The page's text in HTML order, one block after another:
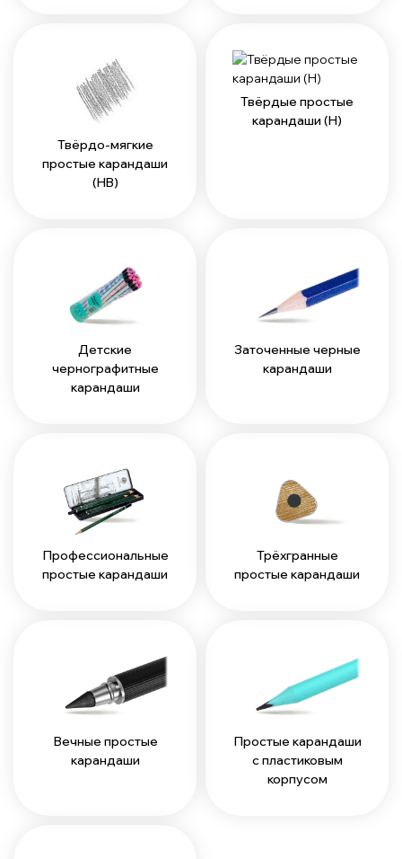
Твёрдо-мягкие
простые карандаши
(HB)
Твёрдые простые
карандаши (H)
Детские
чернографитные
карандаши
Заточенные черные
карандаши
Профессиональные
простые карандаши
Трёхгранные
простые карандаши
Вечные простые
карандаши
Простые карандаши
с пластиковым
корпусом